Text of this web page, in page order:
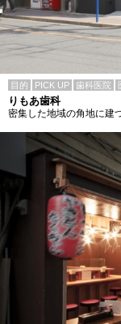
目的 PICK UP 歯科医院
りもあ歯科
密集した地域の角地に建